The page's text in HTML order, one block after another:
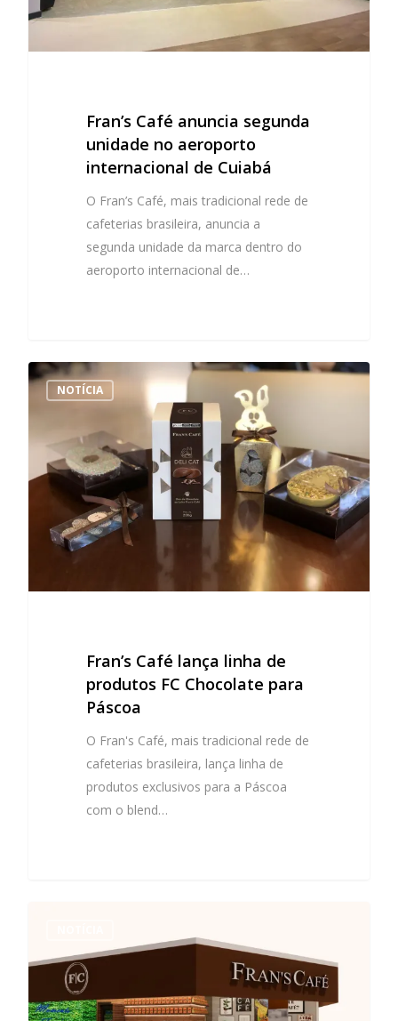
Fran’s Café anuncia segunda
unidade no aeroporto
internacional de Cuiabá
O Fran’s Café, mais tradicional rede de
cafeterias brasileira, anuncia a
segunda unidade da marca dentro do
aeroporto internacional de…
NOTÍCIA
Fran’s Café lança linha de
produtos FC Chocolate para
Páscoa
O Fran's Café, mais tradicional rede de
cafeterias brasileira, lança linha de
produtos exclusivos para a Páscoa
com o blend…